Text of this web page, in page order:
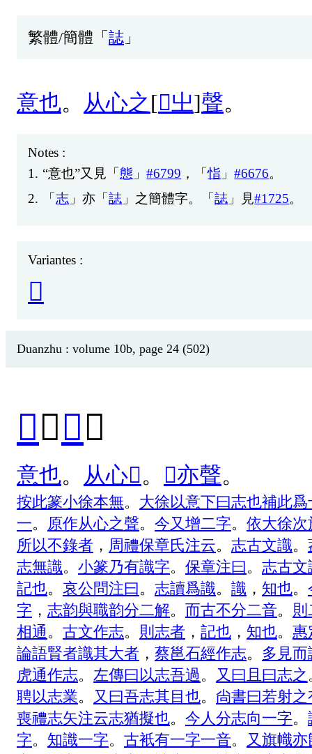
繁體/簡體「 誌 」
意也。 从心之[𡳿㞢]聲。
Notes :
1. “意也”又 見 「態 」#6799 ，「恉 」#6676。
2.
「志 」亦 「誌 」 之簡體字。「誌 」 見#1725。
Variantes :
𢗱
Duanzhu : volume 10b, page 24 (502)
𢗍（志）
意也。 从心𡳿。 𡳿亦聲。
按此篆小徐本無。 大徐以意下曰志也補此爲
一。 原作从心之聲。 今又 增二字。 依大徐次
所以不錄者 ， 周禮保章氏注云。 志古文識。
志無識。 小篆乃有識字。 保章注曰。 志古文
記也。 哀公問注曰。 志讀爲識。 識 ， 知也。
字 ， 志韵與職韵分二解。 而古不分二音。 則
相通 。 古文作志。 則 志者 ， 記也 ， 知也。 惠
論語賢者識其大者 ， 蔡邕石經作志。 多 見而
虎通作志。 左傳曰 以志吾過。 又 曰 且 曰志之
聘以志業。 又 曰吾志其目也。 尙書曰若射之
喪禮志矢注云志猶擬也。 今 人 分志向一字。
字。 知識一字。 古衹有一字一音。 又 旗幟亦